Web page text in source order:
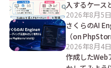
入するケース
2026年8月5日
さくらのAI
（on
2026年8月4日
作成したWeb